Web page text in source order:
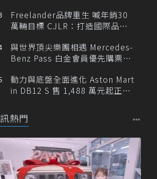
Freelander品牌重生 喊年銷30
萬輛目標 CJLR：打造國際品牌
與世界頂尖樂團相遇 Mercedes-
Benz Pass 白金會員優先購票維
動力與底盤全面進化 Aston Mart
in DB12 S 售 1,488 萬元起正式
熱門